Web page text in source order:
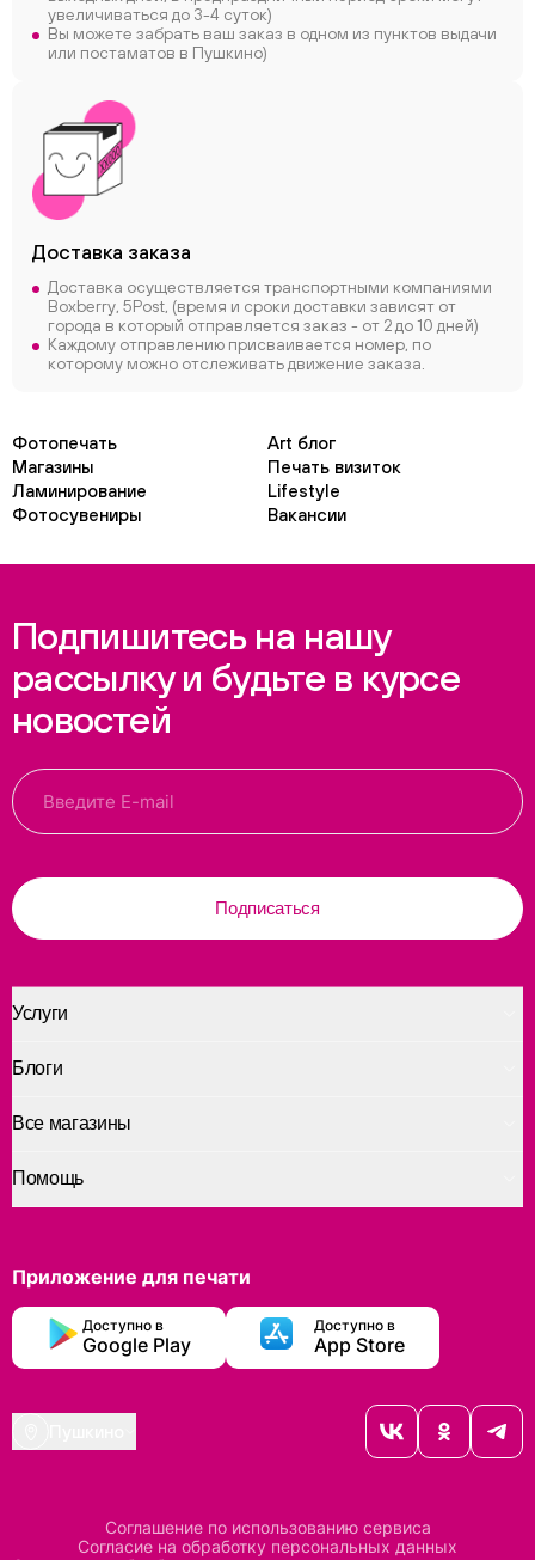
увеличиваться до 3-4 суток)
Вы можете забрать ваш заказ в одном из пунктов выдачи
или постаматов в Пушкино)
Доставка заказа
Доставка осуществляется транспортными компаниями
Boxberry, 5Post, (время и сроки доставки зависят от
города в который отправляется заказ - от 2 до 10 дней)
Каждому отправлению присваивается номер, по
которому можно отслеживать движение заказа.
Фотопечать
Art блог
Магазины
Печать визиток
Ламинирование
Lifestyle
Фотосувениры
Вакансии
Подпишитесь на нашу
рассылку и будьте в курсе
новостей
Подписаться
Услуги
Помощь
Блоги
Все магазины
Приложение для печати
Доступно в
Google Play
Доступно в
App Store
Соглашение по использованию сервиса
Согласие на обработку персональных данных